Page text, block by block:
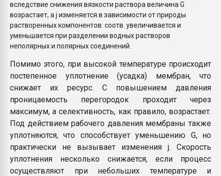
вследствие снижения вязкости раствора величина G
возрастает, а j изменяется в зависимости от природы
растворенных компонентов: соотв. увеличивается и
уменьшается при разделении водных растворов
неполярных и полярных соединений.
Помимо этого, при высокой температуре происходит
постепенное уплотнение (усадка) мембран, что
снижает их ресурс. С повышением давления
проницаемость перегородок проходит через
максимум, а селективность, как правило, возрастает.
Под действием рабочего давления мембраны также
уплотняются, что способствует уменьшению G, но
практически не вызывает изменения j. Скорость
уплотнения несколько снижается, если процесс
осуществляют при небольших температуре и